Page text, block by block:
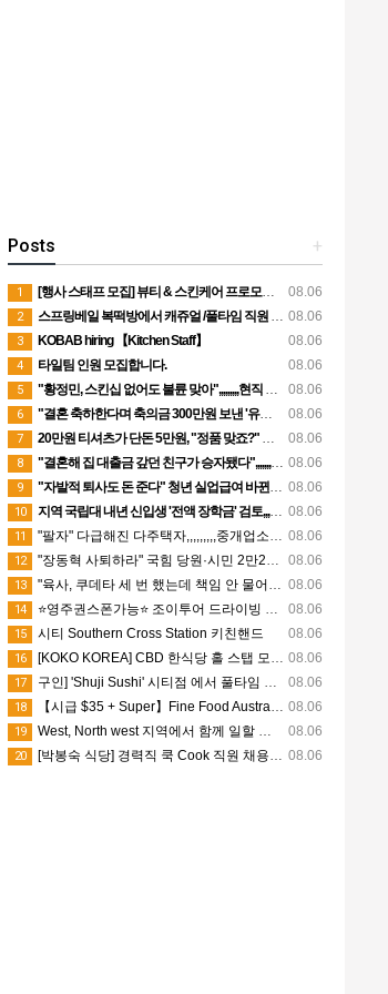
+
Posts
08.06
1
[행사 스태프 모집] 뷰티 & 스킨케어 프로모션 행사 도우미 모집
08.06
2
스프링베일 복떡방에서 캐쥬얼 /풀타임 직원 모집합니다
08.06
3
KOBAB hiring 【Kitchen Staff】
08.06
4
타일팀 인원 모집합니다.
08.06
5
"황정민, 스킨십 없어도 불륜 맞아",,,,,,,,,현직 변호사가 본 사생활 논란
08.06
6
"결혼 축하한다며 축의금 300만원 보낸 '유부남' 전 남친,,,,,,,,,의도 없겠죠?"
08.06
7
20만원 티셔츠가 단돈 5만원, "정품 맞죠?" 묻자,,,,,,,,'병행수입 제품' 이라고
08.06
8
"결혼해 집 대출금 갚던 친구가 승자됐다",,,,,,,,,씁쓸한 골드미스, 왜???
08.06
9
"자발적 퇴사도 돈 준다" 청년 실업급여 바뀐다,,,,,,,,,생애 1회 지급 검토
08.06
10
지역 국립대 내년 신입생 '전액 장학금' 검토,,,,,,,,,장학금 확 늘린다
08.06
11
"팔자" 다급해진 다주택자,,,,,,,,,중개업소 매도 문의 줄 섰다
08.06
12
"장동혁 사퇴하라" 국힘 당원·시민 2만2000명 서명,,,,,,,,중진들에 촉구 서한 보낸다
08.06
13
"육사, 쿠데타 세 번 했는데 책임 안 물어",,,,,,,,,이 대통령, '통합 사관학교' 속도전 지시
08.06
14
⭐영주권스폰가능⭐ 조이투어 드라이빙 가이드 모집 (상시채용)
08.06
15
시티 Southern Cross Station 키친핸드
08.06
16
[KOKO KOREA] CBD 한식당 홀 스탭 모집 (Part-time)
08.06
17
구인] 'Shuji Sushi' 시티점 에서 풀타임 핫푸드 담당 및 스시쉐프 구인합니다.
08.06
18
【시급 $35 + Super】Fine Food Australia 단기 행사 스태프 모집
08.06
19
West, North west 지역에서 함께 일할 성실한 야간 청소원을 모집합니다
08.06
20 [박봉숙 식당] 경력직 쿡 Cook 직원 채용합니다